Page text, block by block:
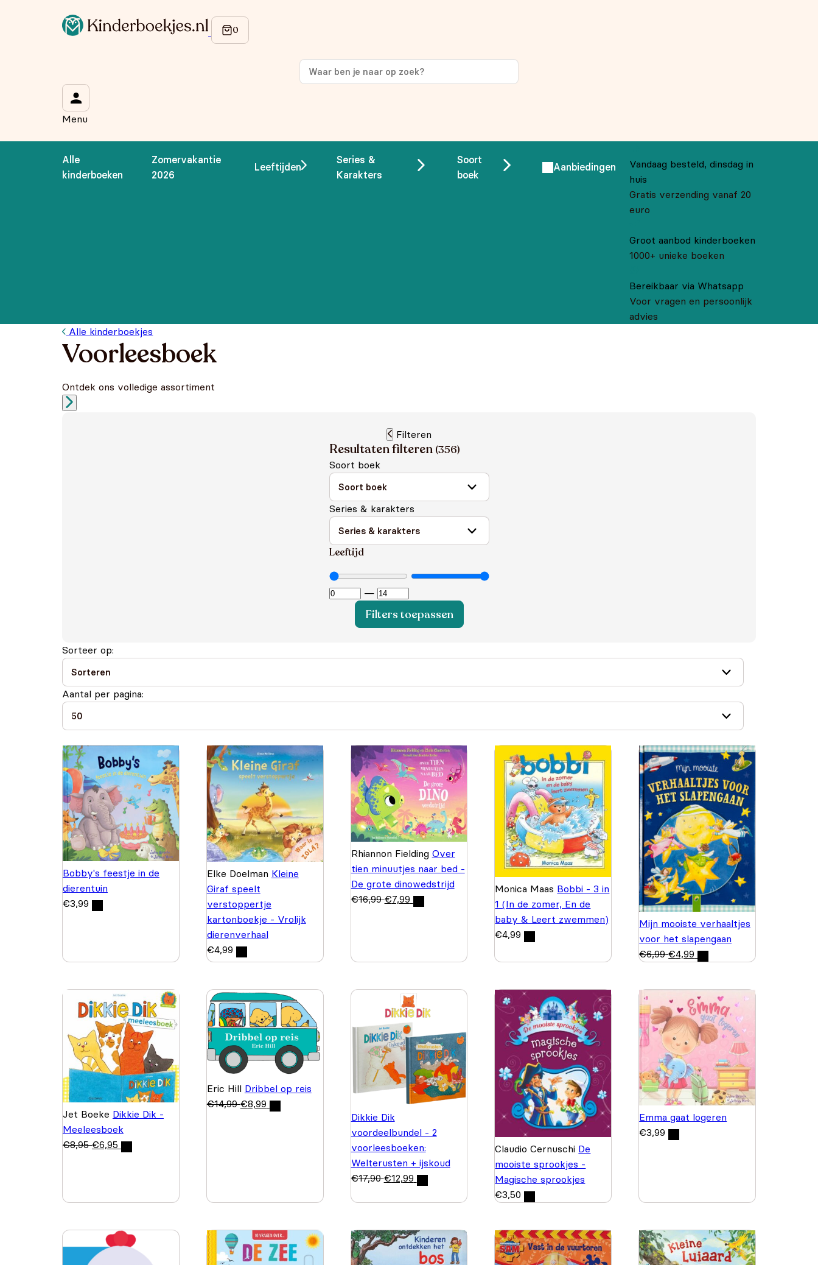
Menu
Alle
kinderboeken
Zomervakantie
2026
Leeftijden
Series &
Karakters
Soort
boek
Aanbiedingen
Vandaag besteld, dinsdag in
huis
Gratis verzending vanaf 20
euro
Groot aanbod kinderboeken
1000+ unieke boeken
Bereikbaar via Whatsapp
Voor vragen en persoonlijk
advies
Alle kinderboekjes
Voorleesboek
Ontdek ons volledige assortiment
Filteren
Resultaten filteren (356)
Soort boek
Series & karakters
Leeftijd
—
Filters toepassen
Sorteer op:
Aantal per pagina:
Bobby's feestje in de
dierentuin
€3,99
Elke Doelman Kleine
Giraf speelt
verstoppertje
kartonboekje - Vrolijk
dierenverhaal
€4,99
Rhiannon Fielding Over
tien minuutjes naar bed -
De grote dinowedstrijd
€16,99 €7,99
Monica Maas Bobbi - 3 in
1 (In de zomer, En de
baby & Leert zwemmen)
€4,99
Mijn mooiste verhaaltjes
voor het slapengaan
€6,99 €4,99
Jet Boeke Dikkie Dik -
Meeleesboek
€8,95 €6,95
Eric Hill Dribbel op reis
€14,99 €8,99
Dikkie Dik
voordeelbundel - 2
voorleesboeken:
Welterusten + ijskoud
€17,90 €12,99
Claudio Cernuschi De
mooiste sprookjes -
Magische sprookjes
€3,50
Emma gaat logeren
€3,99